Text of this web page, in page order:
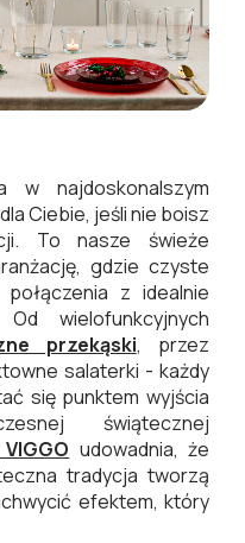
najdoskonalszym
Ciebie, jeśli nie boisz
To nasze świeże
gdzie czyste
z idealnie
Od wielofunkcyjnych
przekąski, przez
salaterki - każdy
się punktem wyjścia
świątecznej
udowadnia, że
tradycja tworzą
efektem, który